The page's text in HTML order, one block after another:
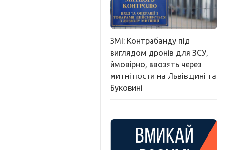
ЗМІ: Контрабанду під
виглядом дронів для ЗСУ,
ймовірно, ввозять через
митні пости на Львівщині та
Буковині